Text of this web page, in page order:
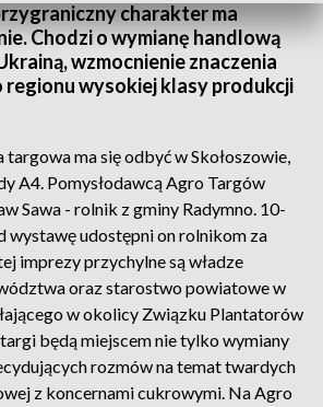
charakter ma
Chodzi o wymianę handlową
wzmocnienie znaczenia
regionu wysokiej klasy produkcji
ma się odbyć w Skołoszowie,
A4. Pomysłodawcą Agro Targów
Sawa - rolnik z gminy Radymno. 10-
wystawę udostępni on rolnikom za
imprezy przychylne są władze
oraz starostwo powiatowe w
w okolicy Związku Plantatorów
będą miejscem nie tylko wymiany
rozmów na temat twardych
z koncernami cukrowymi. Na Agro